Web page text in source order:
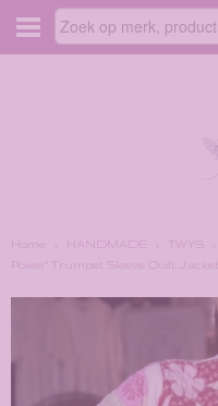
Home HANDMADE TWYS
Power" Trumpet Sleeve Quilt Jacket